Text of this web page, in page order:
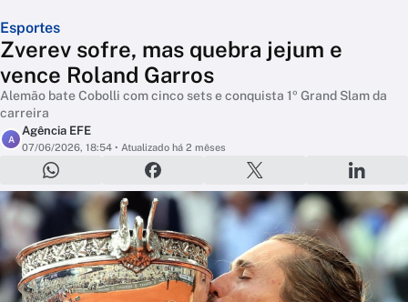
Esportes
Zverev sofre, mas quebra jejum e
vence Roland Garros
Alemão bate Cobolli com cinco sets e conquista 1º Grand Slam da
carreira
A
Agência EFE
07/06/2026, 18:54 • Atualizado há 2 mêses